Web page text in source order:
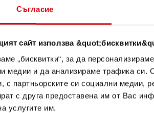
Съгласие
сайт използва
„бисквитки“, за да
медии и да анализираме трафика си.
с партньорските си социални медии,
с друга предоставена им от Вас
услугите им.
бисквитки , за да видите